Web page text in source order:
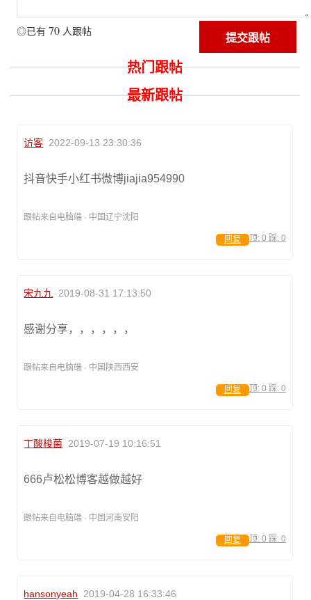
◎已有 70 人跟帖
热门跟帖
最新跟帖
访客 2022-09-13 23:30:36
抖音快手小红书微博jiajia954990
跟帖来自电脑端 · 中国辽宁沈阳
顶: 0 踩: 0
回复
宋九九 2019-08-31 17:13:50
感谢分享，，，，，，
跟帖来自电脑端 · 中国陕西西安
顶: 0 踩: 0
回复
丁酸梭菌 2019-07-19 10:16:51
666卢松松博客越做越好
跟帖来自电脑端 · 中国河南安阳
顶: 0 踩: 0
回复
hansonyeah 2019-04-28 16:33:46